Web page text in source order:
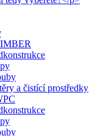
a čistící prostředky